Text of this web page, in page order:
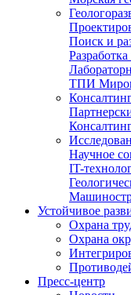
Поиск и
Разработка
ТПИ
Научное
IT-
Устойчивое
Охрана
Охрана
Пресс-центр